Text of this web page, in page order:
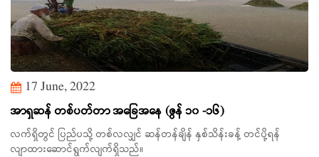
17 June, 2022
အာရှဆန် တစ်ပတ်တာ အခြေအနေ (ဇွန် ၁၀ -၁၆)
လက်ရှိတွင် ပြည်ပသို့ တစ်လလျှင် ဆန်တန်ချိန် နှစ်သိန်းခန့် တင်ပို့ရန်
လျာထားဆောင်ရွက်လျက်ရှိသည်။